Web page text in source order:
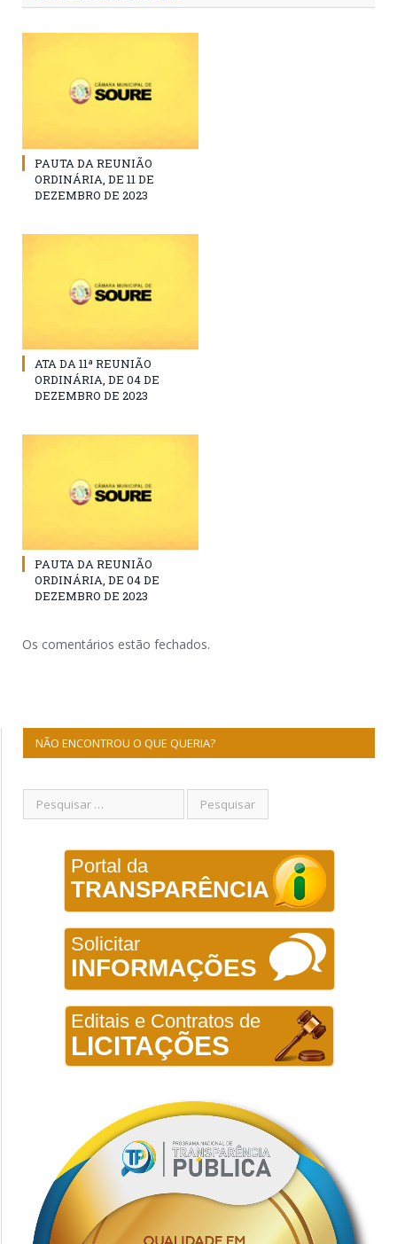
PAUTA DA REUNIÃO
ORDINÁRIA, DE 11 DE
DEZEMBRO DE 2023
ATA DA 11ª REUNIÃO
ORDINÁRIA, DE 04 DE
DEZEMBRO DE 2023
PAUTA DA REUNIÃO
ORDINÁRIA, DE 04 DE
DEZEMBRO DE 2023
Os comentários estão fechados.
NÃO ENCONTROU O QUE QUERIA?
Portal da
TRANSPARÊNCIA
Solicitar
INFORMAÇÕES
Editais e Contratos de
LICITAÇÕES